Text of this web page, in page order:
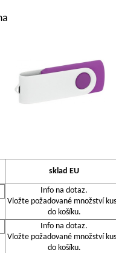
sklad EU
Info na dotaz.
Vložte požadované množství
do košíku.
Info na dotaz.
Vložte požadované množství
do košíku.